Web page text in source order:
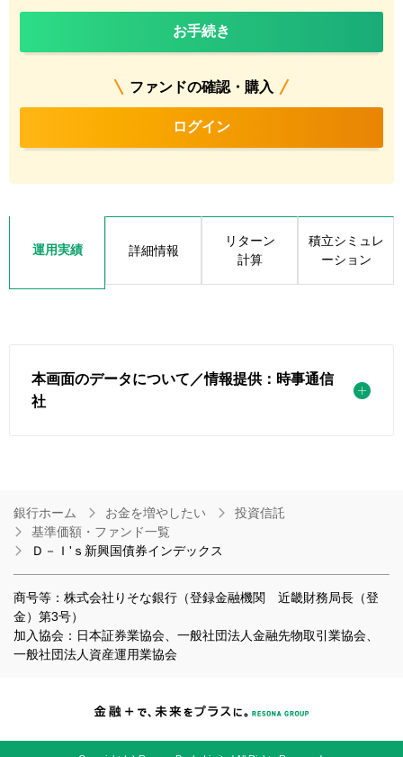
お手続き
ファンドの確認・購入
ログイン
運用実績 詳細情報
リターン
計算
積立シミュレ
ーション
本画面のデータについて／情報提供：時事通信
社
銀行ホーム お金を増やしたい
投資信託
基準価額・ファンド一覧
Ｄ－Ｉ'ｓ新興国債券インデックス
商号等：株式会社りそな銀行（登録金融機関 近畿財務局長（登
金）第3号）
加入協会：日本証券業協会、一般社団法人金融先物取引業協会、
一般社団法人資産運用業協会